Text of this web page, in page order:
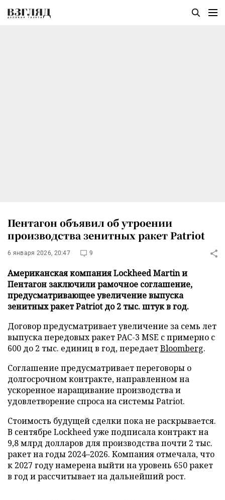
Пентагон объявил об утроении
производства зенитных ракет Patriot
6 января 2026, 20:47 9
Американская компания Lockheed Martin и
Пентагон заключили рамочное соглашение,
предусматривающее увеличение выпуска
зенитных ракет Patriot до 2 тыс. штук в год.
Договор предусматривает увеличение за семь лет
выпуска передовых ракет PAC-3 MSE с примерно с
600 до 2 тыс. единиц в год, передаетBloomberg.
Соглашение предусматривает переговоры о
долгосрочном контракте, направленном на
ускоренное наращивание производства и
удовлетворение спроса на системы Patriot.
Стоимость будущей сделки пока не раскрывается.
В сентябре Lockheed уже подписала контракт на
9,8 млрд долларов для производства почти 2 тыс.
ракет на годы 2024–2026. Компания отмечала, что
к 2027 году намерена выйти на уровень 650 ракет
в год и рассчитывает на дальнейший рост.